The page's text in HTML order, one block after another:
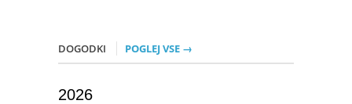
DOGODKI POGLEJ VSE →
2026